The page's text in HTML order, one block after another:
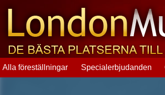
Alla föreställningar Specialerbjudanden